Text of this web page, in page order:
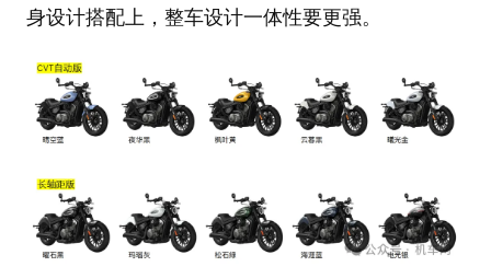
身设计搭配上，整车设计一体性要更强。